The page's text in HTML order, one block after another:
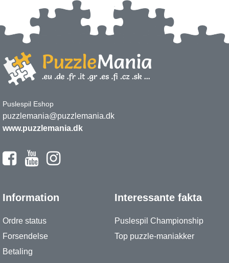
Puslespil Eshop
puzzlemania@puzzlemania.dk
www.puzzlemania.dk
Information
Ordre status
Forsendelse
Betaling
Interessante fakta
Puslespil Championship
Top puzzle-maniakker